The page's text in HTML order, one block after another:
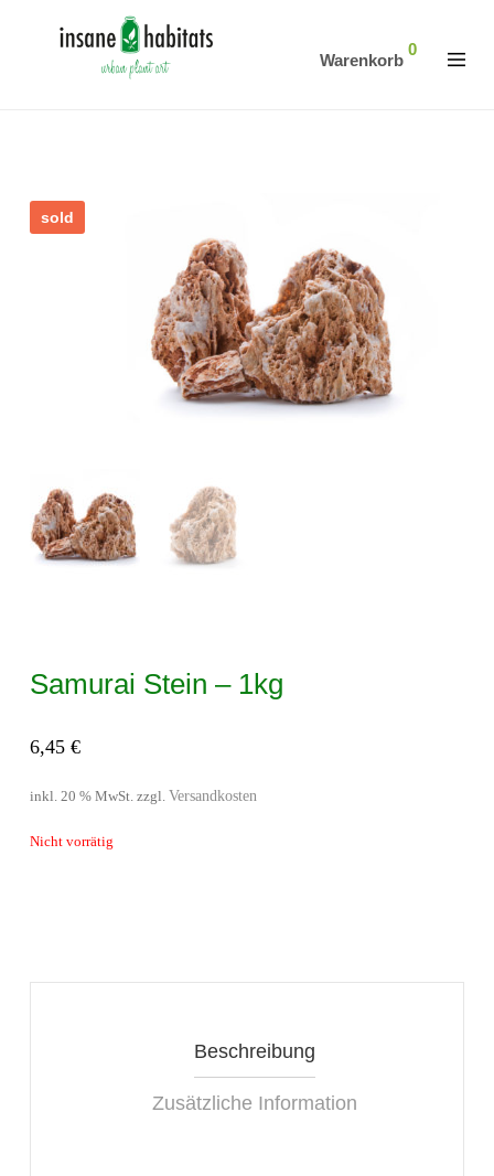
Warenkorb
0
sold
Samurai Stein – 1kg
6,45 €
inkl. 20 % MwSt. zzgl. Versandkosten
Nicht vorrätig
Beschreibung
Zusätzliche Information